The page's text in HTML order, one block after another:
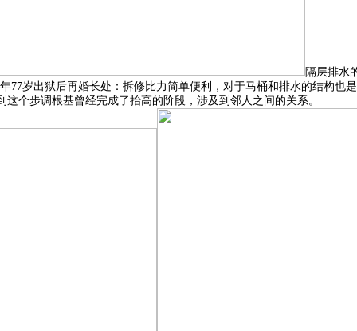
隔层排水
77岁出狱后再婚长处：拆修比力简单便利，对于马桶和排水的结构也
个步调根基曾经完成了抬高的阶段，涉及到邻人之间的关系。